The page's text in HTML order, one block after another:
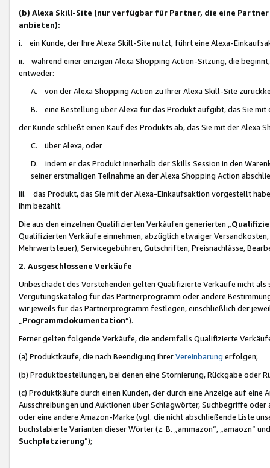
(b) Alexa Skill-Site (nur verfügbar für Partner, die eine
anbieten):
i. ein Kunde, der Ihre Alexa Skill-Site nutzt, führt eine Alexa-
ii. während einer einzigen Alexa Shopping Action-Sitzung, die
entweder:
A. von der Alexa Shopping Action zu Ihrer Alexa Skill-Site
B. eine Bestellung über Alexa für das Produkt aufgibt, das Sie mit
der Kunde schließt einen Kauf des Produkts ab, das Sie mit der Alexa
C. über Alexa, oder
D. indem er das Produkt innerhalb der Skills Session in den
seiner erstmaligen Teilnahme an der Alexa Shopping Action
iii. das Produkt, das Sie mit der Alexa-Einkaufsaktion vorgestellt
ihm bezahlt.
Die aus den einzelnen Qualifizierten Verkäufen generierten „
Qualifizierten Verkäufe einnehmen, abzüglich etwaiger
Mehrwertsteuer), Servicegebühren, Gutschriften, Preisnachlässe,
2. Ausgeschlossene Verkäufe
Unbeschadet des Vorstehenden gelten Qualifizierte Verkäufe nicht
Vergütungskatalog für das Partnerprogramm oder andere
wir jeweils für das Partnerprogramm festlegen, einschließlich der
Programmdokumentation“).
Ferner gelten folgende Verkäufe, die andernfalls Qualifizierte
(a) Produktkäufe, die nach Beendigung IhrerVereinbarung erfolgen;
(b) Produktbestellungen, bei denen eine Stornierung, Rückgabe oder
(c) Produktkäufe durch einen Kunden, der durch eine Anzeige auf
Ausschreibungen und Auktionen über Schlagwörter, Suchbegriffe
oder eine andere Amazon-Marke (vgl. die nicht abschließende Liste
buchstabierte Varianten dieser Wörter (z. B. „ammazon“, „amaozn“
Suchplatzierung”);